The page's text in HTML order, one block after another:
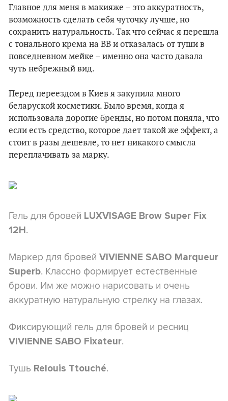
Главное для меня в макияже – это аккуратность,
возможность сделать себя чуточку лучше, но
сохранить натуральность. Так что сейчас я перешла
с тонального крема на ВВ и отказалась от туши в
повседневном мейке – именно она часто давала
чуть небрежный вид.
Перед переездом в Киев я закупила много
беларуской косметики. Было время, когда я
использовала дорогие бренды, но потом поняла, что
если есть средство, которое дает такой же эффект, а
стоит в разы дешевле, то нет никакого смысла
переплачивать за марку.
Гель для бровей LUXVISAGE Brow Super Fix
12H.
Маркер для бровей VIVIENNE SABO Marqueur
Superb. Классно формирует естественные
брови. Им же можно нарисовать и очень
аккуратную натуральную стрелку на глазах.
Фиксирующий гель для бровей и ресниц
VIVIENNE SABO Fixateur.
Тушь Relouis Ttouché.